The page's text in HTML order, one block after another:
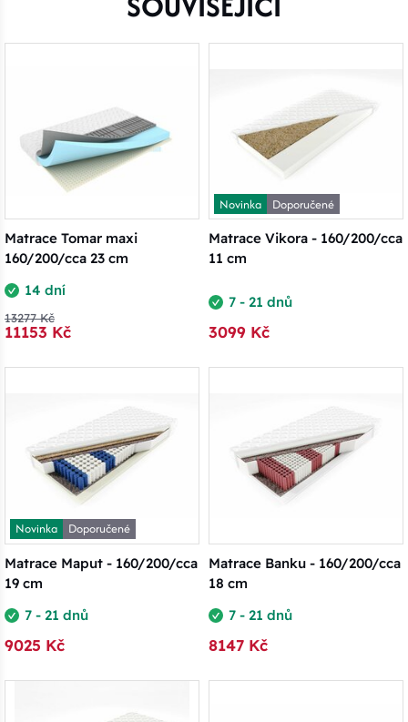
Matrace Tomar maxi
160/200/cca 23 cm
14 dní
13277 Kč
11153 Kč
Novinka
Doporučené
Matrace Vikora - 160/200/cca
11 cm
7 - 21 dnů
3099 Kč
Novinka
Doporučené
Matrace Maput - 160/200/cca
19 cm
7 - 21 dnů
9025 Kč
Matrace Banku - 160/200/cca
18 cm
7 - 21 dnů
8147 Kč